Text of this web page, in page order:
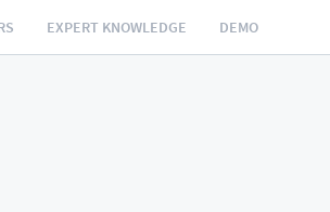
EXPERT KNOWLEDGE DEMO